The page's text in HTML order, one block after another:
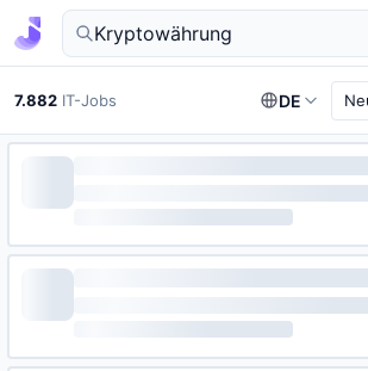
IT-Jobs in
7.882 IT-Jobs DE